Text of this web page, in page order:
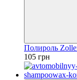
Полироль
105 грн